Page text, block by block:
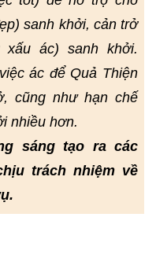
sanh khởi, cản trở
ác) sanh khởi.
ác để Quả Thiện
cũng như hạn chế
nhiều hơn.
sáng tạo ra các
trách nhiệm về